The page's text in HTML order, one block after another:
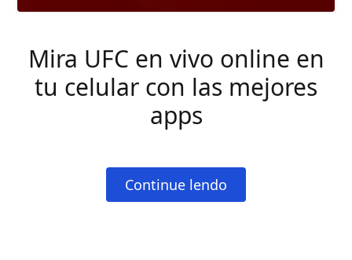
Mira UFC en vivo online en
tu celular con las mejores
apps
Continue lendo